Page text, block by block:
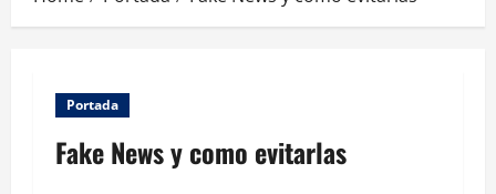
Portada
Fake News y como evitarlas